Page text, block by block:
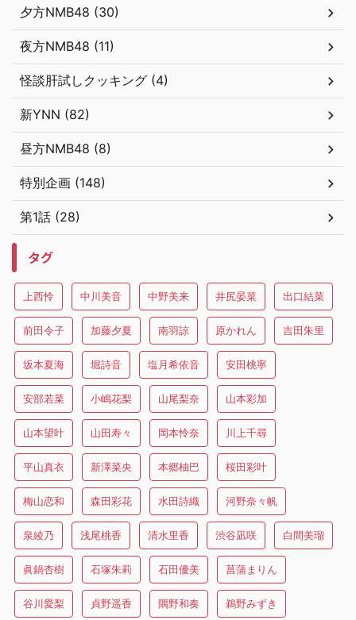
夕方NMB48 (30)
夜方NMB48 (11)
怪談肝試しクッキング (4)
新YNN (82)
昼方NMB48 (8)
特別企画 (148)
第1話 (28)
タグ
上西怜 中川美音 中野美来 井尻晏菜 出口結菜
前田令子 加藤夕夏 南羽諒 原かれん 吉田朱里
坂本夏海 堀詩音 塩月希依音 安田桃寧
安部若菜 小嶋花梨 山尾梨奈 山本彩加
山本望叶 山田寿々 岡本怜奈 川上千尋
平山真衣 新澤菜央 本郷柚巴 桜田彩叶
梅山恋和 森田彩花 水田詩織 河野奈々帆
泉綾乃 浅尾桃香 清水里香 渋谷凪咲 白間美瑠
眞鍋杏樹 石塚朱莉 石田優美 菖蒲まりん
谷川愛梨 貞野遥香 隅野和奏 鵜野みずき